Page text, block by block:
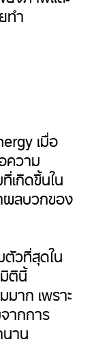
ทำ
เมื่อ
ความ
เกิดขึ้นใน
ผลบวกของ
วที่สุดใน
ตินี้
าก เพราะ
ากการ
าน